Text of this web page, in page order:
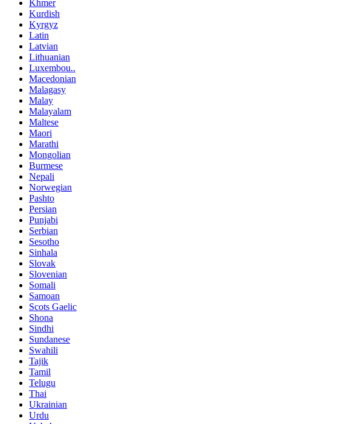
Khmer
Kurdish
Kyrgyz
Latin
Latvian
Lithuanian
Luxembou..
Macedonian
Malagasy
Malay
Malayalam
Maltese
Maori
Marathi
Mongolian
Burmese
Nepali
Norwegian
Pashto
Persian
Punjabi
Serbian
Sesotho
Sinhala
Slovak
Slovenian
Somali
Samoan
Scots Gaelic
Shona
Sindhi
Sundanese
Swahili
Tajik
Tamil
Telugu
Thai
Ukrainian
Urdu